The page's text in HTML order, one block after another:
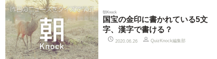
朝Knock
国宝の金印に書かれている5文
字、漢字で書ける？
2020.06.26 QuizKnock編集部